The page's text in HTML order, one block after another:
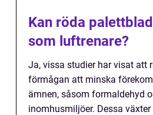
Kan röda
som luftrenare?
Ja, vissa studier har visat att
förmågan att minska
ämnen, såsom formaldehyd
inomhusmiljöer. Dessa